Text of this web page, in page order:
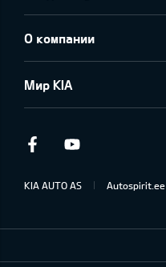
О компании
Мир KIA
Facebook
KIA AUTO AS Autospirit.ee